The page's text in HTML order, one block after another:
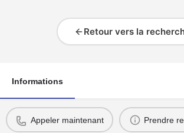
Retour vers la
Informations
Appeler maintenant Prendre